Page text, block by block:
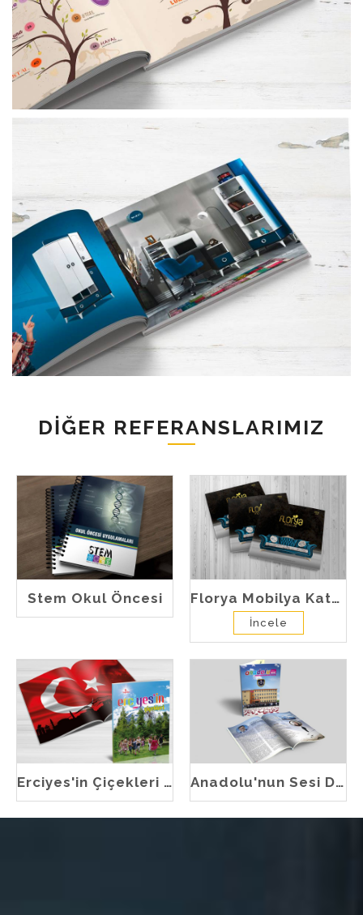
DIĞER REFERANSLARIMIZ
Stem Okul Öncesi Florya Mobilya Katalog
İncele
Erciyes'in Çiçekleri Dergisi Anadolu'nun Sesi Dergisi